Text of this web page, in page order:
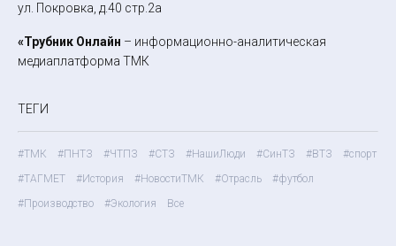
ул. Покровка, д.40 стр.2а
«Трубник Онлайн – информационно-аналитическая
медиаплатформа ТМК
ТЕГИ
#ТМК #ПНТЗ #ЧТПЗ #СТЗ #НашиЛюди #СинТЗ #ВТЗ
#спорт
#ТАГМЕТ
#История #НовостиТМК #Отрасль
#футбол
#Производство
#Экология Все